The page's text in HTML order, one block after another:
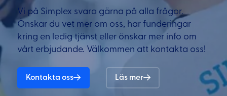
Vi på Simplex svara gärna på alla frågor.
Önskar du vet mer om oss, har funderingar
kring en ledig tjänst eller önskar mer info om
vårt erbjudande. Välkommen att kontakta oss!
Kontakta oss Läs mer